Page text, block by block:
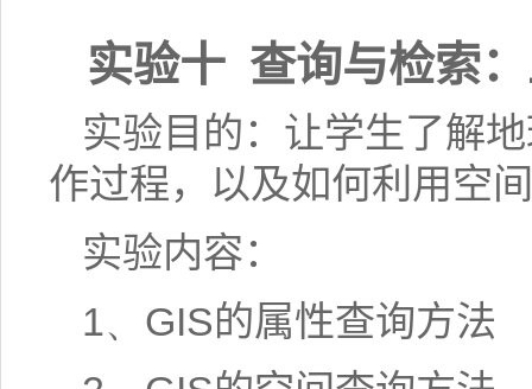
实验十 查询与检索
实验目的：让学生了解
作过程，以及如何利用空
实验内容：
1、 GIS的属性查询方法